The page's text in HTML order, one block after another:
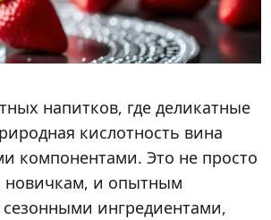
напитков, где деликатные
кислотность вина
компонентами. Это не просто
новичкам, и опытным
ингредиентами,